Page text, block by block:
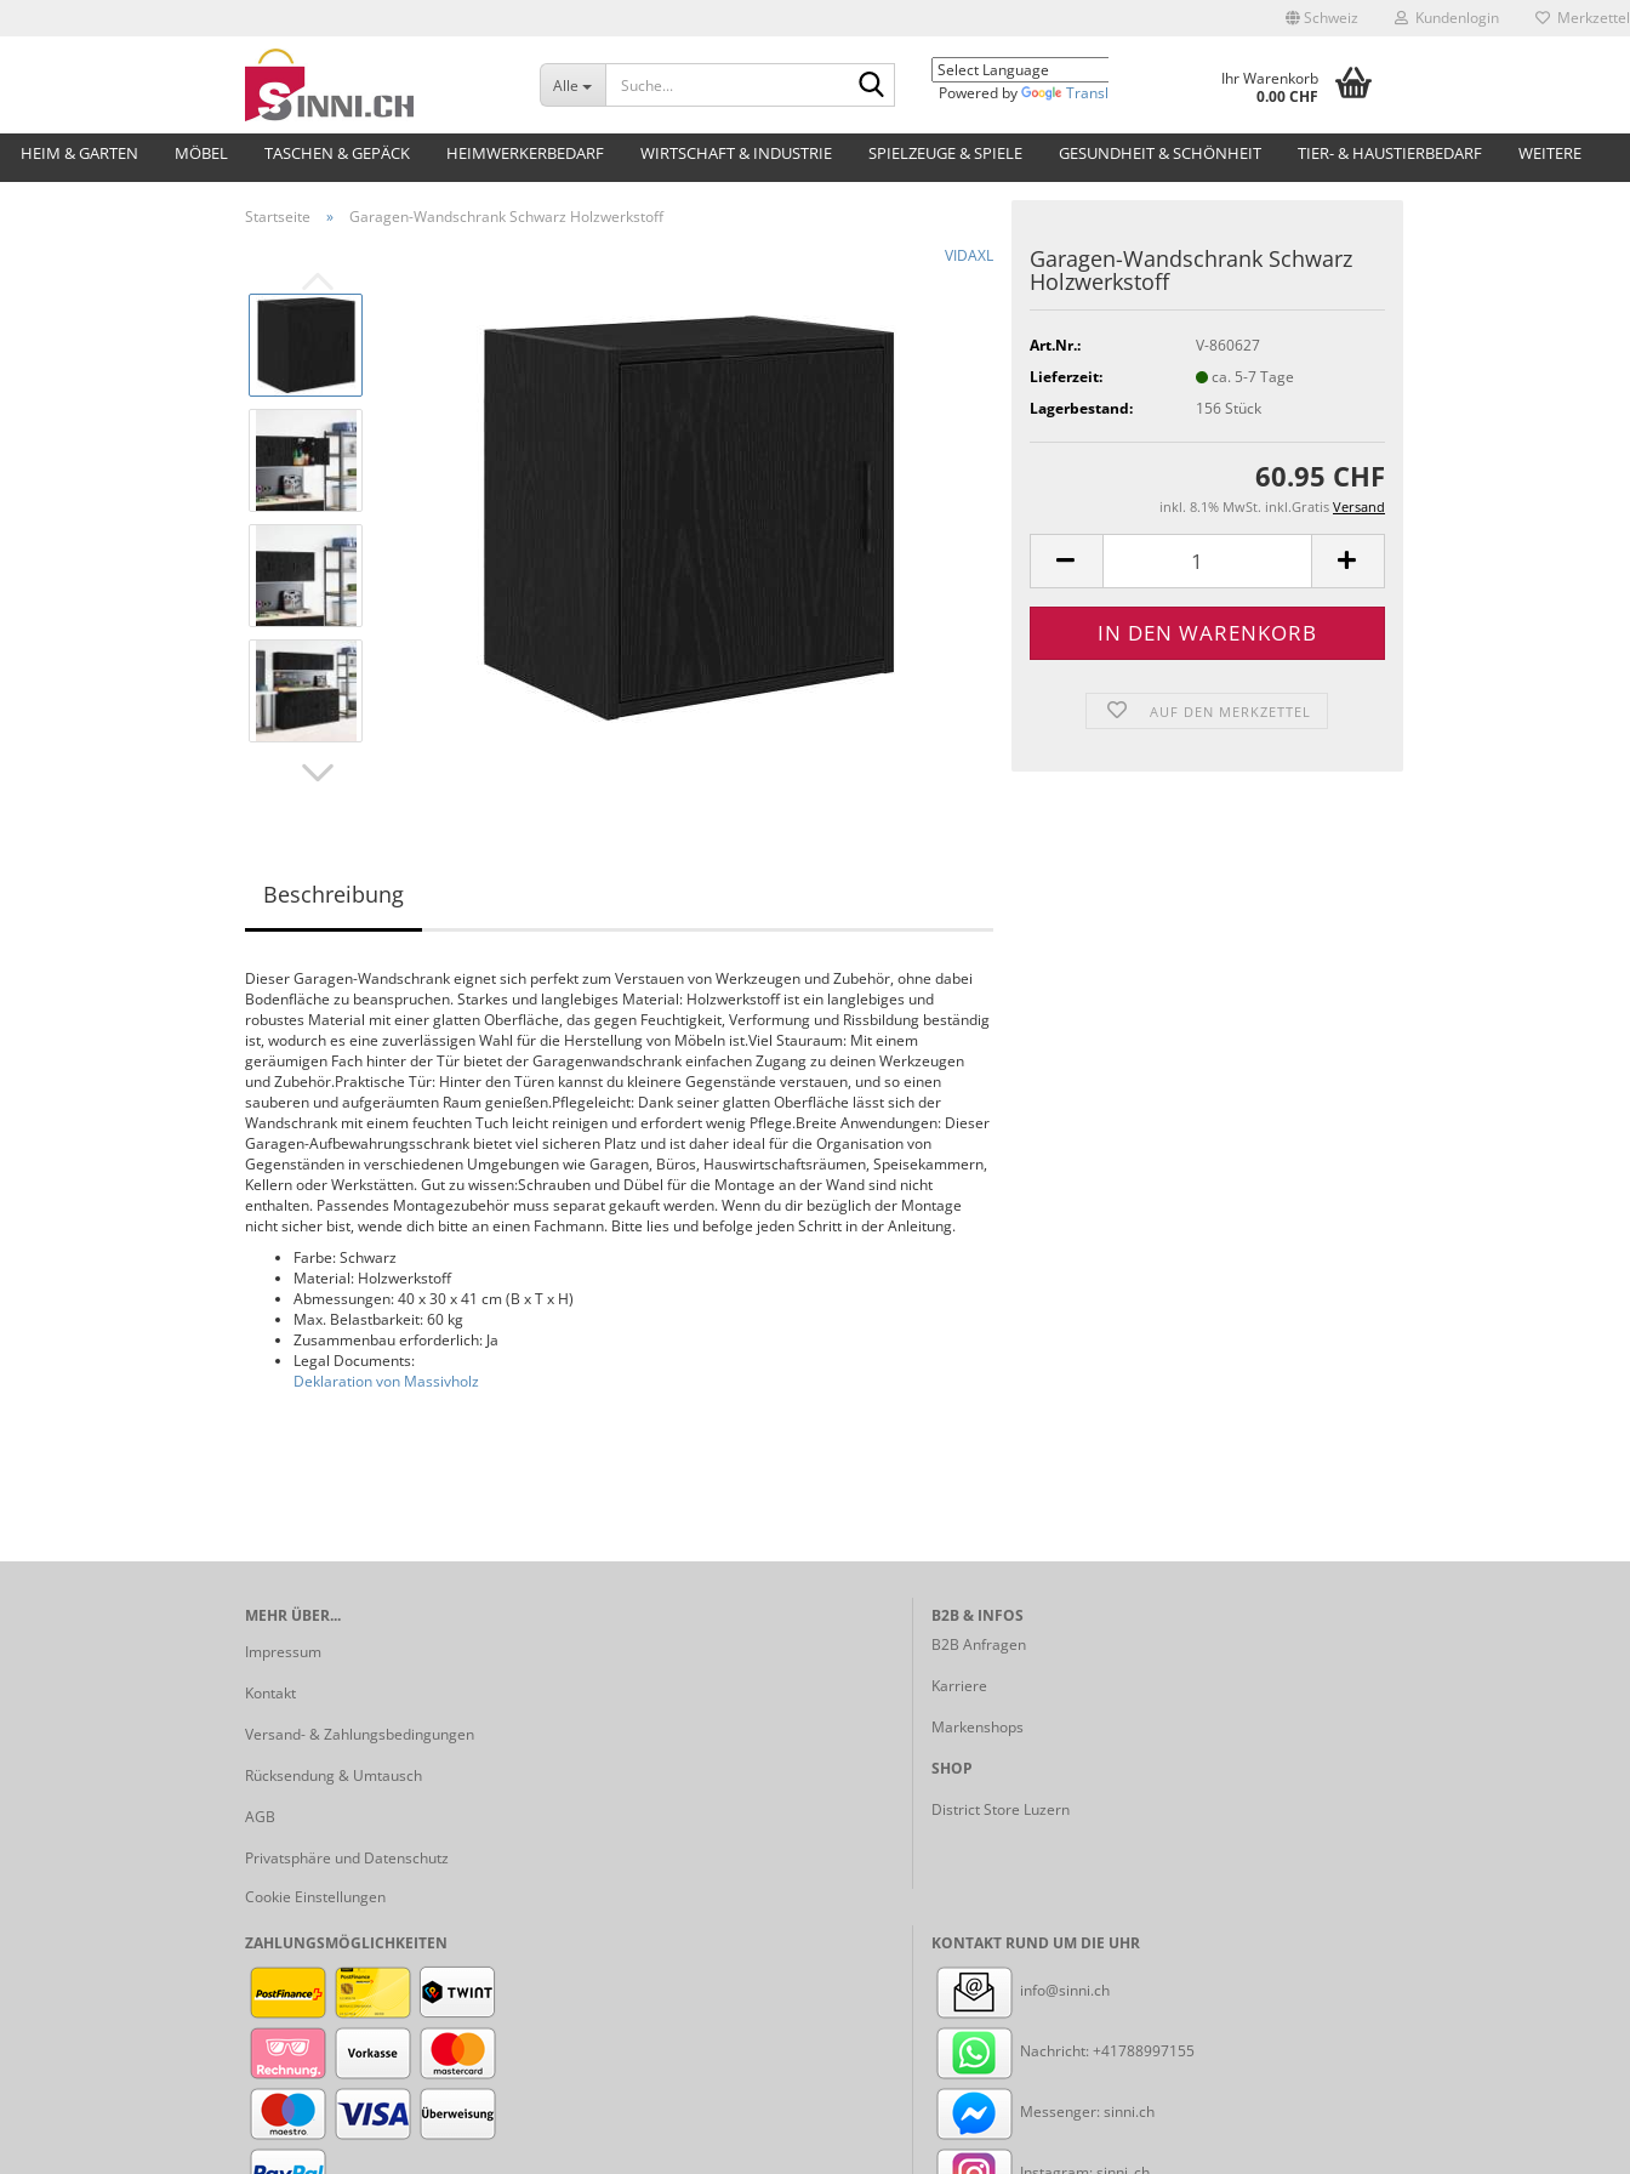
Schweiz Kundenlogin Merkzettel
Alle
Suche...
Powered by
Translate
Ihr Warenkorb
0.00 CHF
HEIM & GARTEN MÖBEL TASCHEN & GEPÄCK HEIMWERKERBEDARF WIRTSCHAFT & INDUSTRIE SPIELZEUGE & SPIELE GESUNDHEIT & SCHÖNHEIT TIER- & HAUSTIERBEDARF WEITERE
Startseite »
Garagen-Wandschrank Schwarz Holzwerkstoff
VIDAXL
Garagen-Wandschrank Schwarz
Holzwerkstoff
Art.Nr.:
V-860627
Lieferzeit:
ca. 5-7 Tage
Lagerbestand:
156Stück
60.95 CHF
inkl. 8.1% MwSt. inkl.Gratis Versand
AUF DEN MERKZETTEL
Beschreibung
Dieser Garagen-Wandschrank eignet sich perfekt zum Verstauen von Werkzeugen und Zubehör, ohne dabei
Bodenfläche zu beanspruchen. Starkes und langlebiges Material: Holzwerkstoff ist ein langlebiges und
robustes Material mit einer glatten Oberfläche, das gegen Feuchtigkeit, Verformung und Rissbildung beständig
ist, wodurch es eine zuverlässigen Wahl für die Herstellung von Möbeln ist.Viel Stauraum: Mit einem
geräumigen Fach hinter der Tür bietet der Garagenwandschrank einfachen Zugang zu deinen Werkzeugen
und Zubehör.Praktische Tür: Hinter den Türen kannst du kleinere Gegenstände verstauen, und so einen
sauberen und aufgeräumten Raum genießen.Pflegeleicht: Dank seiner glatten Oberfläche lässt sich der
Wandschrank mit einem feuchten Tuch leicht reinigen und erfordert wenig Pflege.Breite Anwendungen: Dieser
Garagen-Aufbewahrungsschrank bietet viel sicheren Platz und ist daher ideal für die Organisation von
Gegenständen in verschiedenen Umgebungen wie Garagen, Büros, Hauswirtschaftsräumen, Speisekammern,
Kellern oder Werkstätten. Gut zu wissen:Schrauben und Dübel für die Montage an der Wand sind nicht
enthalten. Passendes Montagezubehör muss separat gekauft werden. Wenn du dir bezüglich der Montage
nicht sicher bist, wende dich bitte an einen Fachmann. Bitte lies und befolge jeden Schritt in der Anleitung.
Farbe: Schwarz
Material: Holzwerkstoff
Abmessungen: 40 x 30 x 41 cm (B x T x H)
Max. Belastbarkeit: 60 kg
Zusammenbau erforderlich: Ja
Legal Documents:
Deklaration von Massivholz
MEHR ÜBER...
Impressum
Kontakt
Versand- & Zahlungsbedingungen
Rücksendung & Umtausch
AGB
Privatsphäre und Datenschutz
Cookie Einstellungen
B2B & INFOS
B2B Anfragen
Karriere
Markenshops
SHOP
District Store Luzern
ZAHLUNGSMÖGLICHKEITEN KONTAKT RUND UM DIE UHR
info@sinni.ch
Nachricht: +41788997155
Messenger: sinni.ch